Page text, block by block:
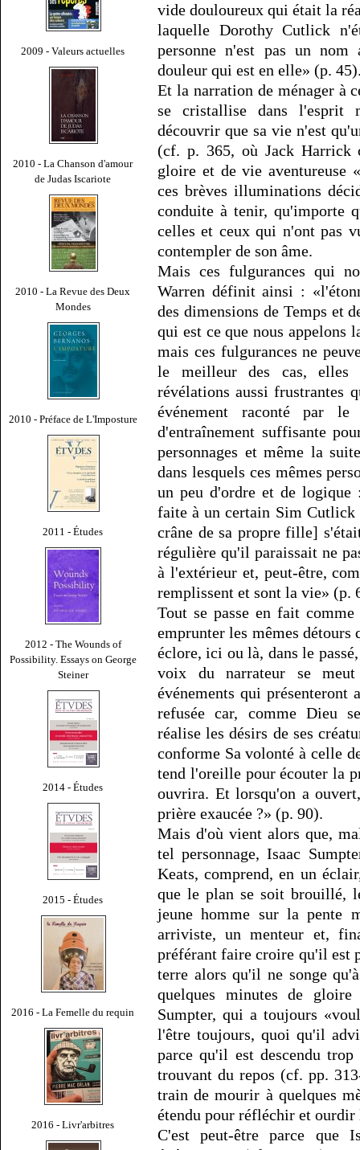
2009 - Valeurs actuelles
2010 - La Chanson d'amour
de Judas Iscariote
2010 - La Revue des Deux
Mondes
2010 - Préface de L'Imposture
2011 - Études
2012 - The Wounds of
Possibility. Essays on George
Steiner
2014 - Études
2015 - Études
2016 - La Femelle du requin
2016 - Livr'arbitres
vide douloureux qui était la
laquelle Dorothy Cutlick
personne n'est pas un
douleur qui est en elle» (p.
Et la narration de ménager à
se cristallise dans l'esprit
découvrir que sa vie n'est
(cf. p. 365, où Jack Harrick
gloire et de vie aventureuse
ces brèves illuminations
conduite à tenir, qu'importe
celles et ceux qui n'ont pas
contempler de son âme.
Mais ces fulgurances qui
Warren définit ainsi :
des dimensions de Temps et
qui est ce que nous appelons
mais ces fulgurances ne
le meilleur des cas, elles
révélations aussi frustrantes
événement raconté par le
d'entraînement suffisante
personnages et même la
dans lesquels ces mêmes
un peu d'ordre et de logique
faite à un certain Sim Cutlick
crâne de sa propre fille]
régulière qu'il paraissait ne
à l'extérieur et, peut-être,
remplissent et sont la vie» (p.
Tout se passe en fait
emprunter les mêmes
éclore, ici ou là, dans le
voix du narrateur se meut
événements qui présenteront
refusée car, comme Dieu
réalise les désirs de ses
conforme Sa volonté à celle
tend l'oreille pour écouter la
ouvrira. Et lorsqu'on a
prière exaucée ?» (p. 90).
Mais d'où vient alors que,
tel personnage, Isaac
Keats, comprend, en un
que le plan se soit brouillé,
jeune homme sur la pente
arriviste, un menteur et,
préférant faire croire qu'il est
terre alors qu'il ne songe
quelques minutes de
Sumpter, qui a toujours
l'être toujours, quoi qu'il
parce qu'il est descendu
trouvant du repos (cf. pp.
train de mourir à quelques
étendu pour réfléchir et ourdir
C'est peut-être parce que